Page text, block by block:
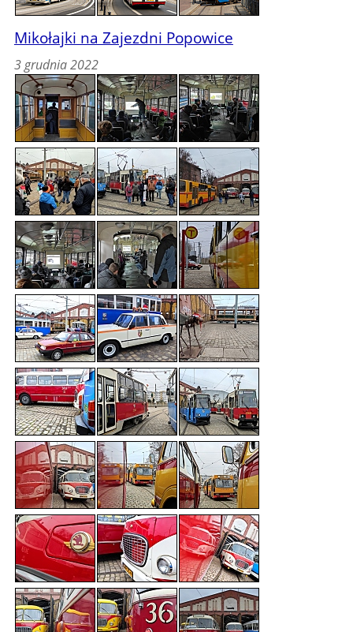
Mikołajki na Zajezdni Popowice
3 grudnia 2022